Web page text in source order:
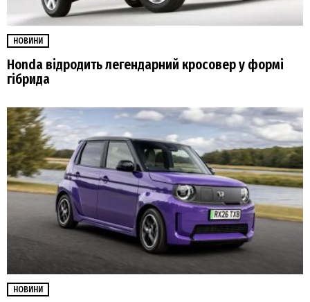
НОВИНИ
Honda відродить легендарний кросовер у формі
гібрида
НОВИНИ